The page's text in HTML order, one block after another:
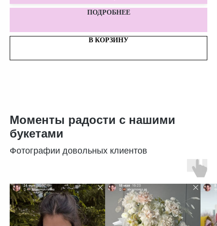
ПОДРОБНЕЕ
В КОРЗИНУ
Моменты радости с нашими
букетами
Фотографии довольных клиентов